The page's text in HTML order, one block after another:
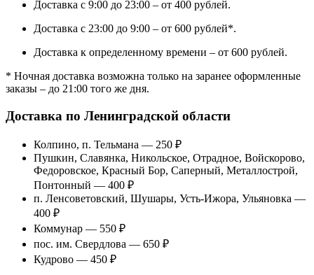
Доставка с 9:00 до 23:00 – от 400 рублей.
Доставка с 23:00 до 9:00 – от 600 рублей*.
Доставка к определенному времени – от 600 рублей.
* Ночная доставка возможна только на заранее оформленные
заказы – до 21:00 того же дня.
Доставка по Ленинградской области
Колпино, п. Тельмана — 250 ₽
Пушкин, Славянка, Никольское, Отрадное, Войскорово,
Федоровское, Красный Бор, Саперный, Металлострой,
Понтонный — 400 ₽
п. Ленсоветовский, Шушары, Усть-Ижора, Ульяновка —
400 ₽
Коммунар — 550 ₽
пос. им. Свердлова — 650 ₽
Кудрово — 450 ₽